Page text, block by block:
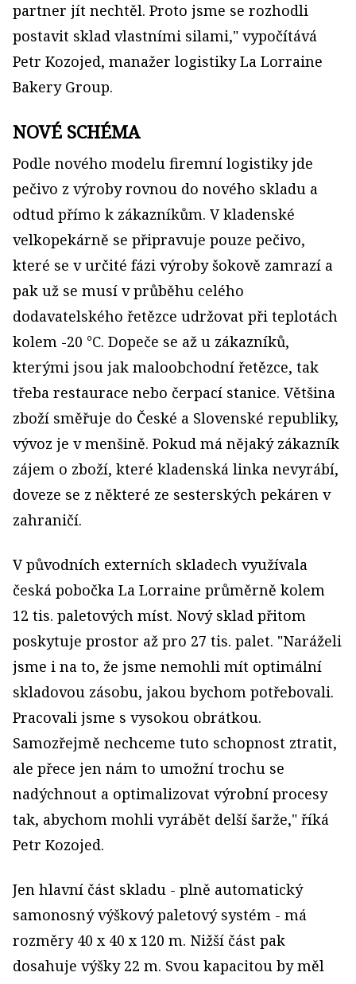
partner jít nechtěl. Proto jsme se rozhodli
postavit sklad vlastními silami," vypočítává
Petr Kozojed, manažer logistiky La Lorraine
Bakery Group.
NOVÉ SCHÉMA
Podle nového modelu firemní logistiky jde
pečivo z výroby rovnou do nového skladu a
odtud přímo k zákazníkům. V kladenské
velkopekárně se připravuje pouze pečivo,
které se v určité fázi výroby šokově zamrazí a
pak už se musí v průběhu celého
dodavatelského řetězce udržovat při teplotách
kolem -20 °C. Dopeče se až u zákazníků,
kterými jsou jak maloobchodní řetězce, tak
třeba restaurace nebo čerpací stanice. Většina
zboží směřuje do České a Slovenské republiky,
vývoz je v menšině. Pokud má nějaký zákazník
zájem o zboží, které kladenská linka nevyrábí,
doveze se z některé ze sesterských pekáren v
zahraničí.
V původních externích skladech využívala
česká pobočka La Lorraine průměrně kolem
12 tis. paletových míst. Nový sklad přitom
poskytuje prostor až pro 27 tis. palet. "Naráželi
jsme i na to, že jsme nemohli mít optimální
skladovou zásobu, jakou bychom potřebovali.
Pracovali jsme s vysokou obrátkou.
Samozřejmě nechceme tuto schopnost ztratit,
ale přece jen nám to umožní trochu se
nadýchnout a optimalizovat výrobní procesy
tak, abychom mohli vyrábět delší šarže," říká
Petr Kozojed.
Jen hlavní část skladu - plně automatický
samonosný výškový paletový systém - má
rozměry 40 x 40 x 120 m. Nižší část pak
dosahuje výšky 22 m. Svou kapacitou by měl